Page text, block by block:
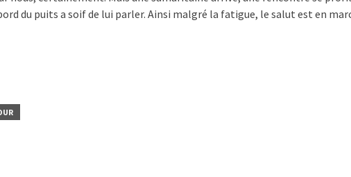
du puits a soif de lui parler. Ainsi malgré la fatigue, le salut est en